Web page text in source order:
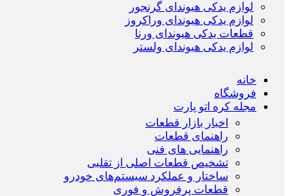
لوازم یدکی هیوندای گرنجور
لوازم یدکی هیوندای وراکروز
قطعات یدکی هیوندای ورنا
لوازم یدکی هیوندای ولستر
خانه
فروشگاه
مجله کره اتو پارت
اخبار بازار قطعات
راهنمای قطعات
راهنمایی های فنی
تشخیص قطعات اصلی از تقلبی
ساختار و عملکرد سیستم‌های خودرو
قطعات پرفروش و فوری